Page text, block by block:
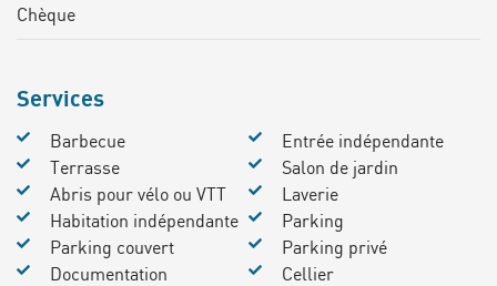
Chèque
Services
Barbecue
Entrée indépendante
Terrasse
Salon de jardin
Abris pour vélo ou VTT
Laverie
Habitation indépendante
Parking
Parking couvert
Parking privé
Documentation
Cellier